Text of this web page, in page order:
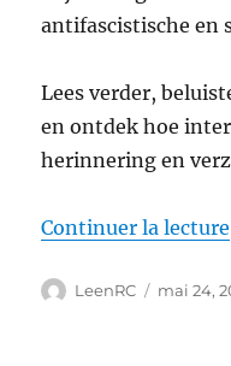
antifascistische en
Lees verder,
en ontdek hoe
herinnering en
Continuer la lecture
Auteur
LeenRC
Publié
mai 24,